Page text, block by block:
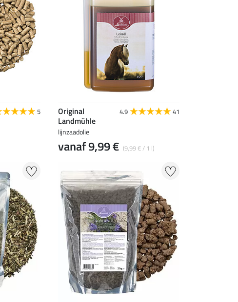
5
Original
Landmühle
4.9 41
lijnzaadolie
vanaf 9,99 € (9,99 € / 1 l)